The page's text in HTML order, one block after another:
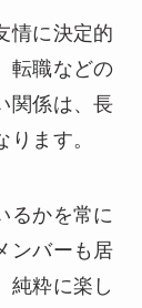
情に決定的
転職などの
関係は、長
ます。
るかを常に
ンバーも居
純粋に楽し